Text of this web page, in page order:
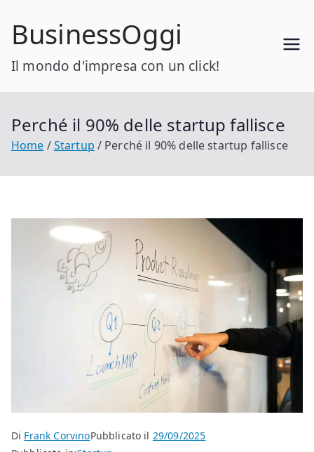
contenuto
BusinessOggi
Il mondo d'impresa con un click!
Perché il 90% delle startup fallisce
Home Startup Perché il 90% delle startup fallisce
Di Frank CorvinoPubblicato il 29/09/2025